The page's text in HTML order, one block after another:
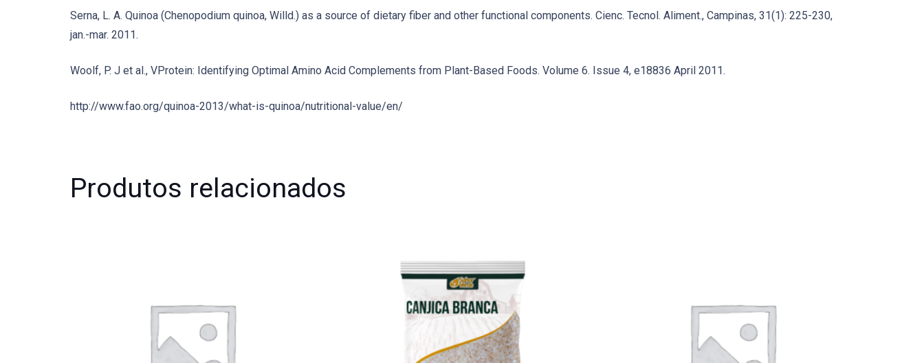
Serna, L. A. Quinoa (Chenopodium quinoa, Willd.) as a source of dietary fiber and other functional components. Cienc. Tecnol. Aliment., Campinas, 31(1): 225-230,
jan.-mar. 2011.
Woolf, P. J et al., VProtein: Identifying Optimal Amino Acid Complements from Plant-Based Foods. Volume 6. Issue 4, e18836 April 2011.
http://www.fao.org/quinoa-2013/what-is-quinoa/nutritional-value/en/
Produtos relacionados